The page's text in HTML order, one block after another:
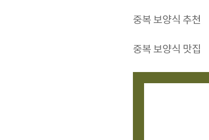
중복 보양식 추천
중복 보양식 맛집